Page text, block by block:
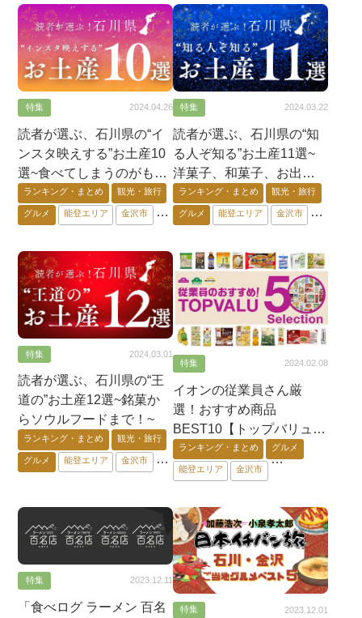
特集 2024.04.26
読者が選ぶ、石川県の“イ
ンスタ映えする”お土産10
選~食べてしまうのがもっ
たいない！~
ランキング・まとめ 観光・旅行
グルメ 能登エリア 金沢市
オンライン
特集 2024.03.22
読者が選ぶ、石川県の“知
る人ぞ知る”お土産11選~
洋菓子、和菓子、お出汁!?
~ランキング・まとめ 観光・旅行
グルメ 能登エリア 金沢市
オンライン
特集 2024.03.01
読者が選ぶ、石川県の“王
道の”お土産12選~銘菓か
らソウルフードまで！~
ランキング・まとめ 観光・旅行
グルメ 能登エリア 金沢市
特集 2024.02.08
イオンの従業員さん厳
選！おすすめ商品
BEST10【トップバリュ
５０セレクション】
ランキング・まとめ グルメ
能登エリア 金沢市
特集 2023.12.11
「食べログ ラーメン 百名
特集 2023.12.01